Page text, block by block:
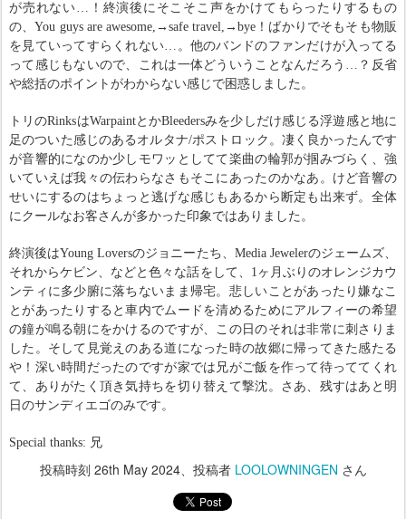
が売れない…！終演後にそこそこ声をかけてもらったりするもの
の、You guys are awesome,→safe travel,→bye！ばかりでそもそも物販
を見ていってすらくれない…。他のバンドのファンだけが入ってる
って感じもないので、これは一体どういうことなんだろう…？反省
や総括のポイントがわからない感じで困惑しました。
トリのRinksはWarpaintとかBleedersみを少しだけ感じる浮遊感と地に
足のついた感じのあるオルタナ/ポストロック。凄く良かったんです
が音響的になのか少しモワッとしてて楽曲の輪郭が掴みづらく、強
いていえば我々の伝わらなさもそこにあったのかなあ。けど音響の
せいにするのはちょっと逃げな感じもあるから断定も出来ず。全体
にクールなお客さんが多かった印象ではありました。
終演後はYoung Loversのジョニーたち、Media Jewelerのジェームズ、
それからケビン、などと色々な話をして、1ヶ月ぶりのオレンジカウ
ンティに多少腑に落ちないまま帰宅。悲しいことがあったり嫌なこ
とがあったりすると車内でムードを清めるためにアルフィーの希望
の鐘が鳴る朝にをかけるのですが、この日のそれは非常に刺さりま
した。そして見覚えのある道になった時の故郷に帰ってきた感たる
や！深い時間だったのですが家では兄がご飯を作って待っててくれ
て、ありがたく頂き気持ちを切り替えて撃沈。さあ、残すはあと明
日のサンディエゴのみです。
Special thanks: 兄
投稿時刻 26th May 2024、投稿者 LOOLOWNINGEN さん